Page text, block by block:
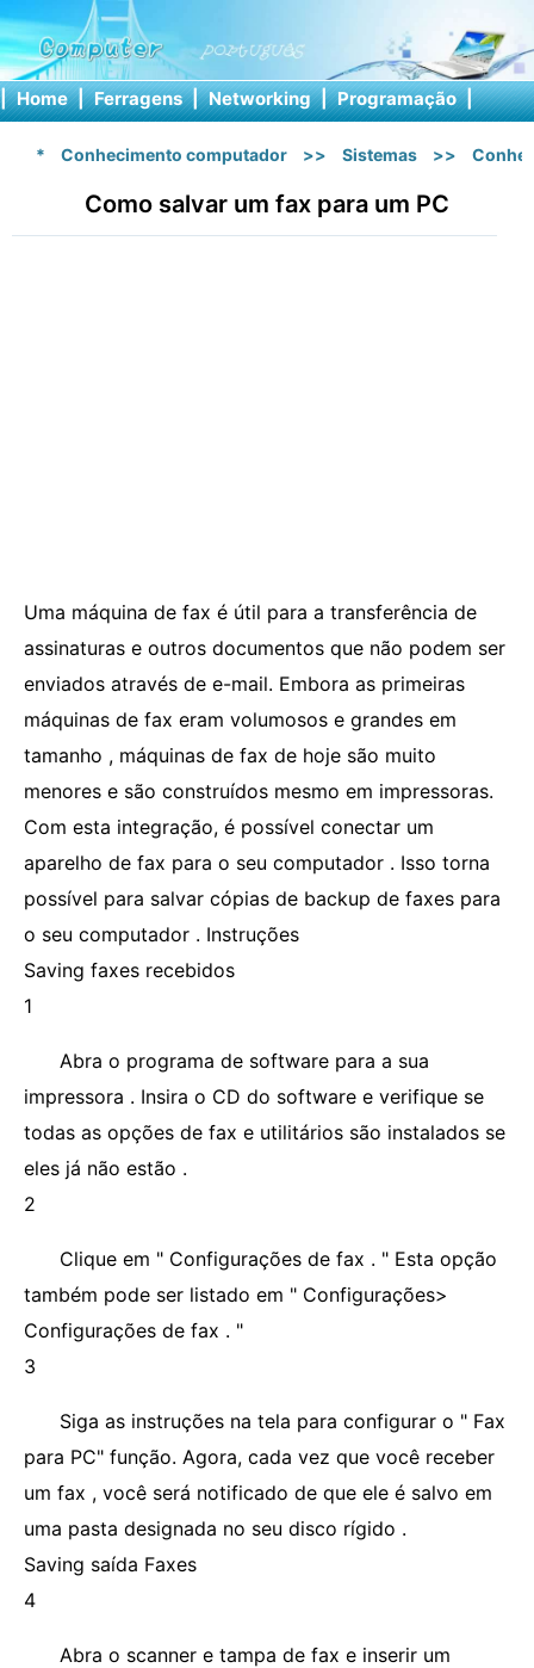
| Home | Ferragens | Networking | Programação |
* Conhecimento computador >> Sistemas >>
Como salvar um fax para um PC
Uma máquina de fax é útil para a transferência de
assinaturas e outros documentos que não podem ser
enviados através de e-mail. Embora as primeiras
máquinas de fax eram volumosos e grandes em
tamanho , máquinas de fax de hoje são muito
menores e são construídos mesmo em impressoras.
Com esta integração, é possível conectar um
aparelho de fax para o seu computador . Isso torna
possível para salvar cópias de backup de faxes para
o seu computador . Instruções
Saving faxes recebidos
1
Abra o programa de software para a sua
impressora . Insira o CD do software e verifique se
todas as opções de fax e utilitários são instalados se
eles já não estão .
2
Clique em " Configurações de fax . " Esta opção
também pode ser listado em " Configurações>
Configurações de fax . "
3
Siga as instruções na tela para configurar o " Fax
para PC" função. Agora, cada vez que você receber
um fax , você será notificado de que ele é salvo em
uma pasta designada no seu disco rígido .
Saving saída Faxes
4
Abra o scanner e tampa de fax e inserir um